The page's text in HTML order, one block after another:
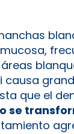
causa
que el
se